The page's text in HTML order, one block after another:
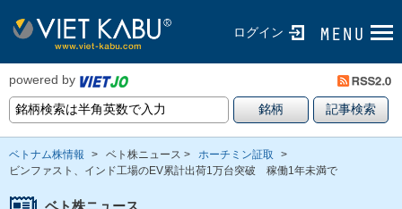
ログイン
powered by
ベトナム株情報 > ベト株ニュース > ホーチミン証取
>
ビンファスト、インド工場のEV累計出荷1万台突破 稼働1年未満で
ベト株ニュース